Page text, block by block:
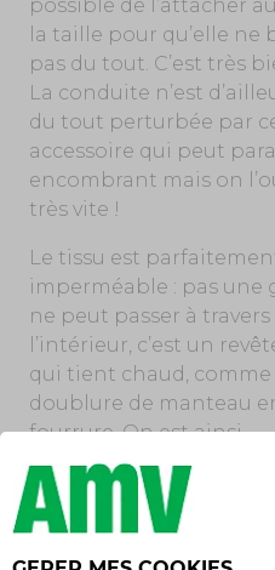
possible de l’attacher
la taille pour qu’elle ne
pas du tout. C’est très
La conduite n’est
du tout perturbée par
accessoire qui peut
encombrant mais on
très vite !
Le tissu est
imperméable : pas une
ne peut passer à travers
l’intérieur, c’est un
qui tient chaud, comme
doublure de manteau
fourrure. On est ainsi
parfaitement isolé au
des jambes, en plus du
du scooter.